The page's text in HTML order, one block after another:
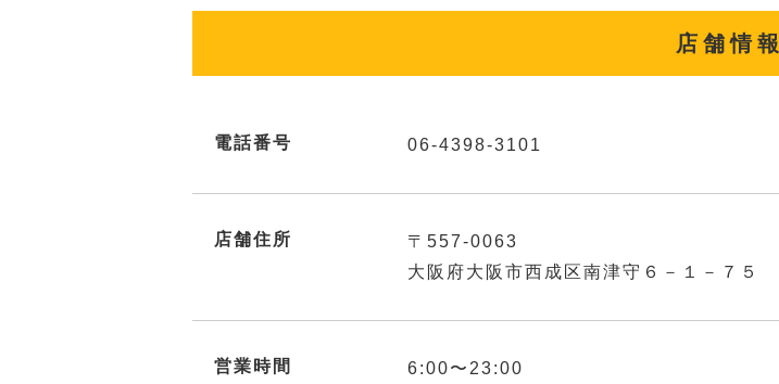
店舗情報
電話番号 06-4398-3101
店舗住所
〒557-0063
大阪府大阪市西成区南津守６－１－７５
営業時間 6:00〜23:00